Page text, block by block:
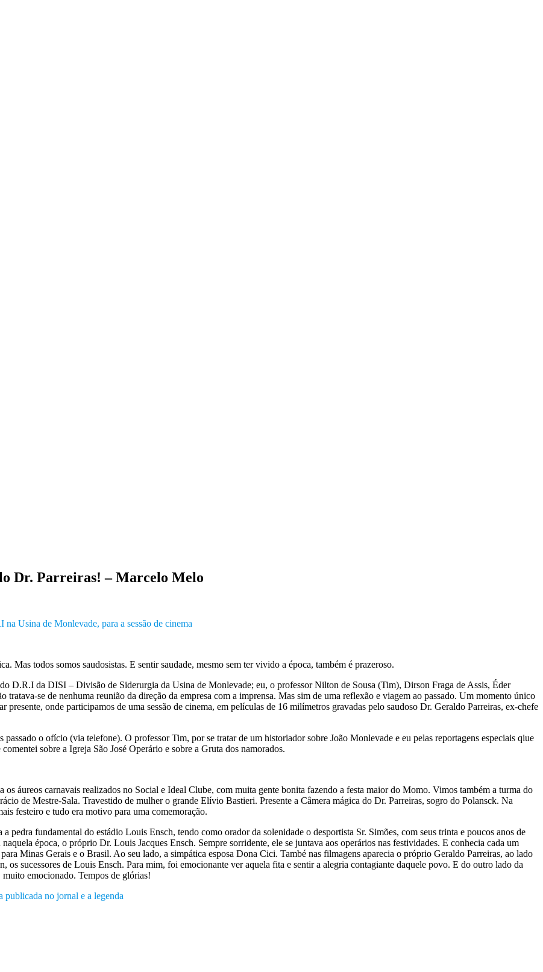
Dr. Parreiras! – Marcelo Melo
Usina de Monlevade, para a sessão de cinema
Mas todos somos saudosistas. E sentir saudade, mesmo sem ter vivido a época, também é prazeroso.
D.R.I da DISI – Divisão de Siderurgia da Usina de Monlevade; eu, o professor Nilton de Sousa (Tim), Dirson Fraga de Assis, Éder
se de nenhuma reunião da direção da empresa com a imprensa. Mas sim de uma reflexão e viagem ao passado. Um momento único
presente, onde participamos de uma sessão de cinema, em películas de 16 milímetros gravadas pelo saudoso Dr. Geraldo Parreiras, ex-chefe
o ofício (via telefone). O professor Tim, por se tratar de um historiador sobre João Monlevade e eu pelas reportagens especiais qiue
sobre a Igreja São José Operário e sobre a Gruta dos namorados.
áureos carnavais realizados no Social e Ideal Clube, com muita gente bonita fazendo a festa maior do Momo. Vimos também a turma do
de Mestre-Sala. Travestido de mulher o grande Elívio Bastieri. Presente a Câmera mágica do Dr. Parreiras, sogro do Polansck. Na
festeiro e tudo era motivo para uma comemoração.
pedra fundamental do estádio Louis Ensch, tendo como orador da solenidade o desportista Sr. Simões, com seus trinta e poucos anos de
época, o próprio Dr. Louis Jacques Ensch. Sempre sorridente, ele se juntava aos operários nas festividades. E conhecia cada um
Minas Gerais e o Brasil. Ao seu lado, a simpática esposa Dona Cici. També nas filmagens aparecia o próprio Geraldo Parreiras, ao lado
os sucessores de Louis Ensch. Para mim, foi emocionante ver aquela fita e sentir a alegria contagiante daquele povo. E do outro lado da
emocionado. Tempos de glórias!
no jornal e a legenda